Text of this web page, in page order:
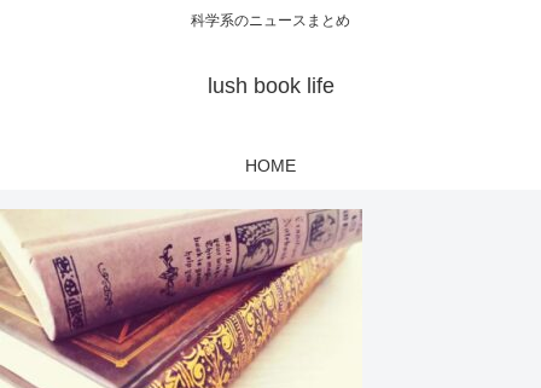
科学系のニュースまとめ
lush book life
HOME